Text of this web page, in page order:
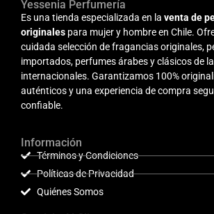
Yessenia Perfumería
Es una tienda especializada en la venta de
originales para mujer y hombre en Chile.
cuidada selección de fragancias originales,
importados, perfumes árabes y clásicos de
internacionales. Garantizamos 100%
auténticos y una experiencia de compra
confiable.
Información
Términos y Condiciones
Políticas de Privacidad
Quiénes Somos